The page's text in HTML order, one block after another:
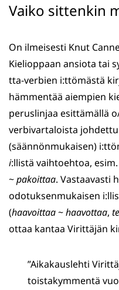
Vaiko sittenkin
On ilmeisesti Knut
Kielioppaan ansiota tai
tta-verbien i:ttömästä
hämmentää aiempien
peruslinjaa esittämällä
verbivartaloista
(säännönmukaisen)
i:llistä vaihtoehtoa, esim.
~pakoittaa. Vastaavasti
odotuksenmukaisen
(haavoittaa~haavottaa,
ottaa kantaa Virittäjän
”Aikakauslehti
toistakymmentä